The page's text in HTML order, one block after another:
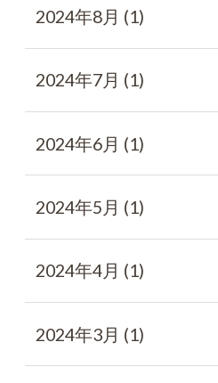
2024年8月 (1)
2024年7月 (1)
2024年6月 (1)
2024年5月 (1)
2024年4月 (1)
2024年3月 (1)